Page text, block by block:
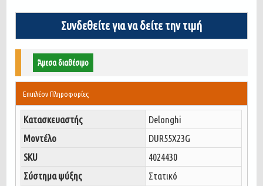
Συνδεθείτε για να δείτε την τιμή
Άμεσα διαθέσιμο
Επιπλέον Πληροφορίες
Κατασκευαστής
Delonghi
Μοντέλο
DUR55X23G
SKU
4024430
Σύστημα ψύξης
Στατικό